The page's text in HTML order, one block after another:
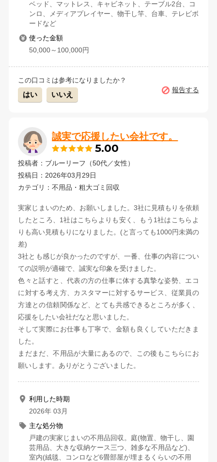
ベッド、マットレス、キャビネット、テーブル2台、コ
ンロ、メディアプレイヤー、物干し竿、台車、テレビボ
ードなど
使った金額
50,000～100,000円
この口コミは参考になりましたか？
はい いいえ
報告する
誠実で応援したい会社です。
5.00
投稿者：ブルーリーフ（50代／女性）
投稿日：2026年03月29日
カテゴリ：不用品・粗大ゴミ回収
実家じまいのため、お願いしました。3社に見積もりを依頼
したところ、1社はこちらよりも安く、もう1社はこちらよ
りも高い見積もりになりました。(と言っても1000円未満の
差)
3社とも感じが良かったのですが、一番、仕事の内容につい
ての説明が適確で、誠実な印象を受けました。
色々と話すと、代表の方の仕事に体する真摯な姿勢、エコ
に対する考え方、カスタマーに対するサービス、従業員の
方達との信頼関係など、とても共感できるところが多く、
応援をしたい会社だなと思いました。
そして実際にお仕事も丁寧で、金額も良くしていただきま
した。
まだまだ、不用品が大量にあるので、この後もこちらにお
願いします。ありがとうございました。
利用した時期
2026年 03月
主な処分物
戸建の実家じまいの不用品回収。庭(物置、物干し、園
芸用品、大きな収納ケース三つ、雑多な不用品など)、
室内(絨毯、コンロなど6畳部屋が埋まるくらいの不用